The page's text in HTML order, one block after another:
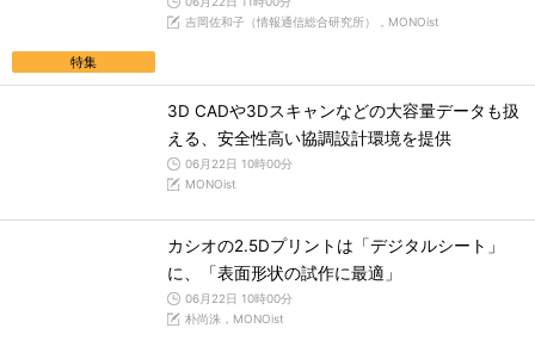
特集
吉岡佐和子（情報通信総合研究所），MONOist
3D CADや3Dスキャンなどの大容量データも扱
える、安全性高い協調設計環境を提供
06月22日 10時00分
MONOist
カシオの2.5Dプリントは「デジタルシート」
に、「表面形状の試作に最適」
06月22日 10時00分
朴尚洙，MONOist